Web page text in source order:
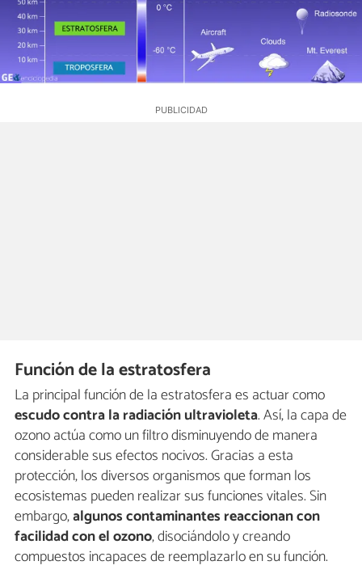
Función de la estratosfera
La principal función de la estratosfera es actuar como
escudo contra la radiación ultravioleta. Así, la capa de
ozono actúa como un filtro disminuyendo de manera
considerable sus efectos nocivos. Gracias a esta
protección, los diversos organismos que forman los
ecosistemas pueden realizar sus funciones vitales. Sin
embargo,algunos contaminantes reaccionan con
facilidad con el ozono, disociándolo y creando
compuestos incapaces de reemplazarlo en su función.